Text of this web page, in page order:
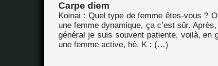
Carpe diem
Koinai : Quel type de femme êtes-vous ?
une femme dynamique, ça c’est sûr.
général je suis souvent patiente, voilà, en
une femme active, hè. K : (…)